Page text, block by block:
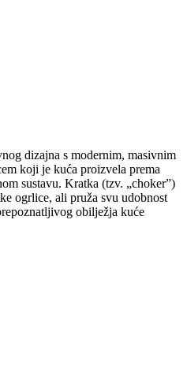
dizajna s modernim, masivnim
koji je kuća proizvela prema
sustavu. Kratka (tzv. „choker”)
ogrlice, ali pruža svu udobnost
obilježja kuće